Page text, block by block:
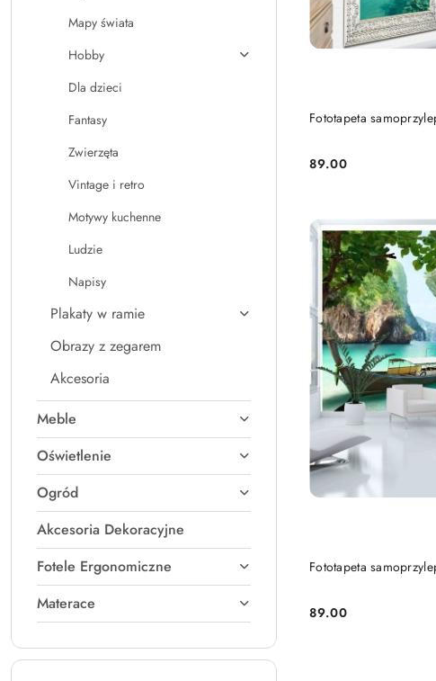
Mapy świata
Hobby
Dla dzieci
Fantasy
Zwierzęta
Vintage i retro
Motywy kuchenne
Ludzie
Napisy
Plakaty w ramie
Obrazy z zegarem
Akcesoria
Meble
Oświetlenie
Ogród
Akcesoria Dekoracyjne
Fotele Ergonomiczne
Materace
Fototapeta
Cena:
89.00
Fototapeta
Cena:
89.00